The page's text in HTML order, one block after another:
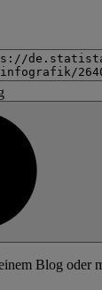
Blog oder